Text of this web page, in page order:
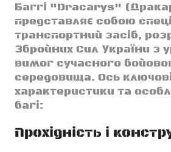
Баггі "Dracarys"
представляє собою
транспортний засіб,
Збройних Сил України з
вимог сучасного
середовища. Ось ключові
характеристики та
багі:
Прохідність і